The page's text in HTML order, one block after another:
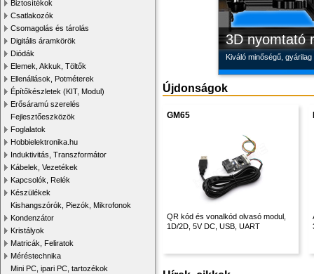
Biztosítékok
Csatlakozók
Csomagolás és tárolás
Digitális áramkörök
Diódák
Elemek, Akkuk, Töltők
Ellenállások, Potméterek
Építőkészletek (KIT, Modul)
Erősáramú szerelés
Fejlesztőeszközök
Foglalatok
Hobbielektronika.hu
Induktivitás, Transzformátor
Kábelek, Vezetékek
Kapcsolók, Relék
Készülékek
Kishangszórók, Piezók, Mikrofonok
Kondenzátor
Kristályok
Matricák, Feliratok
Méréstechnika
Mini PC, ipari PC, tartozékok
3D nyomtató
Kiváló minőségű,
Újdonságok
GM65
QR kód és vonalkód olvasó modul,
1D/2D, 5V DC, USB, UART